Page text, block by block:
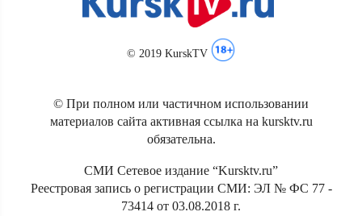
© 2019 KurskTV
© При полном или частичном использовании
материалов сайта активная ссылка на kursktv.ru
обязательна.
СМИ Сетевое издание “Kursktv.ru”
Реестровая запись о регистрации СМИ: ЭЛ № ФС 77 -
73414 от 03.08.2018 г.